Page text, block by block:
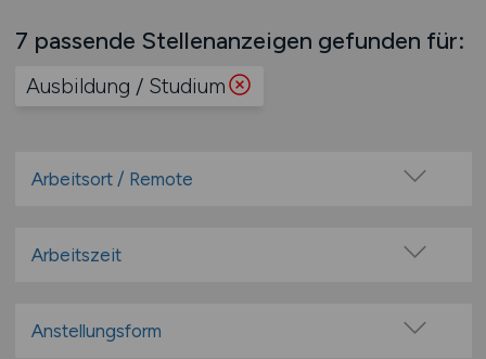
7 passende Stellenanzeigen gefunden für:
Ausbildung / Studium
Arbeitsort / Remote
Home-Office möglich / Hybrid
Remote aus dem Ausland möglich
Arbeitszeit
Teilzeit
Anstellungsform